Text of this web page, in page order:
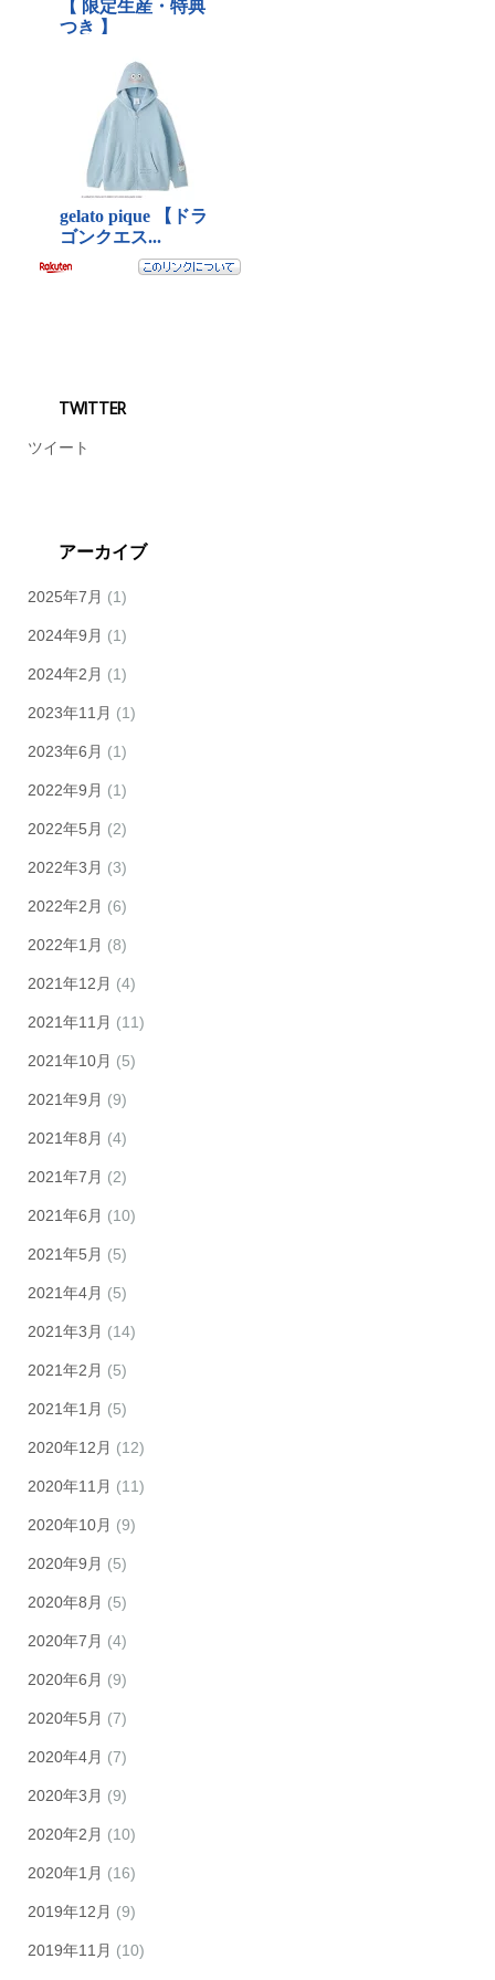
TWITTER
ツイート
アーカイブ
2025年7月 (1)
2024年9月 (1)
2024年2月 (1)
2023年11月 (1)
2023年6月 (1)
2022年9月 (1)
2022年5月 (2)
2022年3月 (3)
2022年2月 (6)
2022年1月 (8)
2021年12月 (4)
2021年11月 (11)
2021年10月 (5)
2021年9月 (9)
2021年8月 (4)
2021年7月 (2)
2021年6月 (10)
2021年5月 (5)
2021年4月 (5)
2021年3月 (14)
2021年2月 (5)
2021年1月 (5)
2020年12月 (12)
2020年11月 (11)
2020年10月 (9)
2020年9月 (5)
2020年8月 (5)
2020年7月 (4)
2020年6月 (9)
2020年5月 (7)
2020年4月 (7)
2020年3月 (9)
2020年2月 (10)
2020年1月 (16)
2019年12月 (9)
2019年11月 (10)